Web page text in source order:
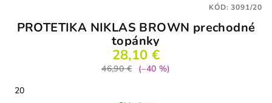
PROTETIKA NIKLAS BROWN prechodné
topánky
28,10 €
46,90 €
(–40 %)
20
KÓD:3091/20